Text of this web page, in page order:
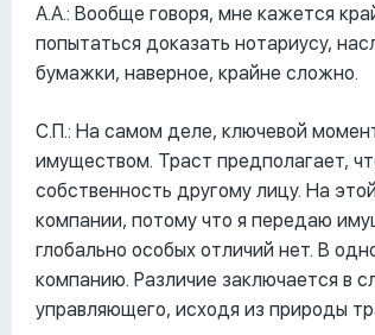
А.А.: Вообще говоря, мне кажется
попытаться доказать нотариусу,
бумажки, наверное, крайне сложно.
С.П.: На самом деле, ключевой
имуществом. Траст предполагает,
собственность другому лицу. На
компании, потому что я передаю
глобально особых отличий нет. В
компанию. Различие заключается в
управляющего, исходя из природы